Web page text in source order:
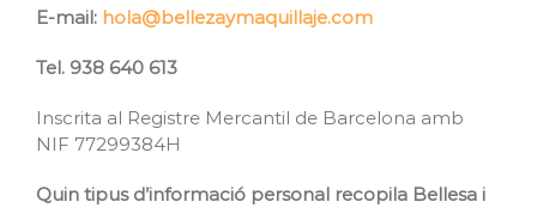
E-mail: hola@bellezaymaquillaje.com
Tel. 938 640 613
Inscrita al Registre Mercantil de Barcelona amb
NIF 77299384H
Quin tipus d’informació personal recopila Bellesa i